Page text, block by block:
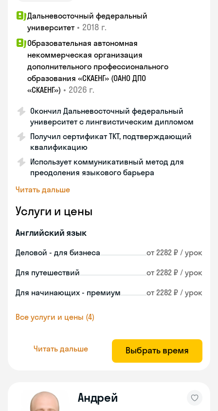
Дальневосточный федеральный
университет • 2018 г.
Образовательная автономная
некоммерческая организация
дополнительного профессионального
образования «СКАЕНГ» (ОАНО ДПО
«СКАЕНГ») • 2026 г.
Окончил Дальневосточный федеральный
университет с лингвистическим дипломом
Получил сертификат TKT, подтверждающий
квалификацию
Использует коммуникативный метод для
преодоления языкового барьера
Читать дальше
Услуги и цены
Английский язык
Деловой - для бизнеса от 2282 ₽ / урок
Для путешествий от 2282 ₽ / урок
Для начинающих - премиум от 2282 ₽ / урок
Все услуги и цены (4)
Читать дальше Выбрать время
Андрей